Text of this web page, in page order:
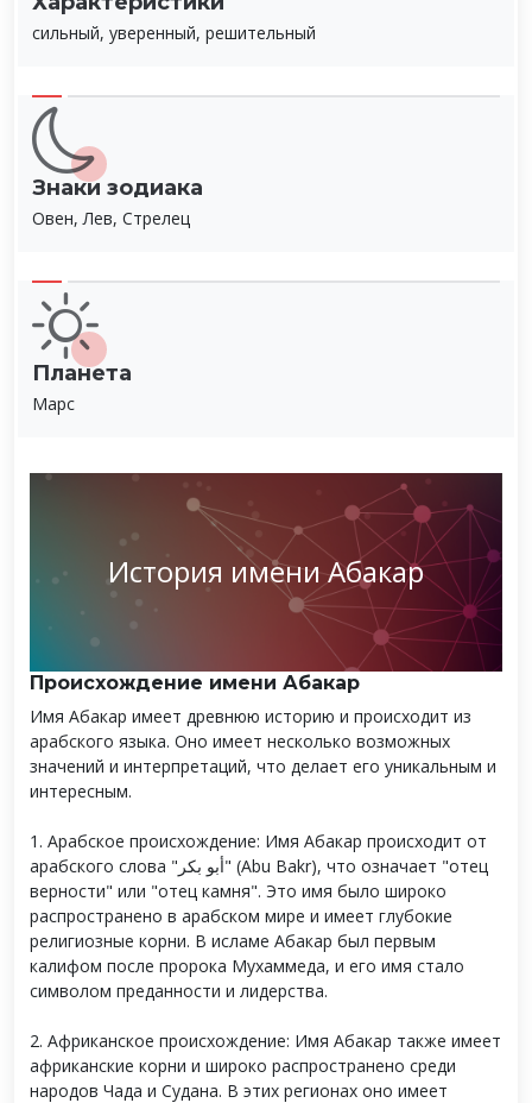
сильный, уверенный, решительный
Знаки зодиака
Овен, Лев, Стрелец
Планета
Марс
История имени Абакар
Происхождение имени Абакар
Имя Абакар имеет древнюю историю и происходит из
арабского языка. Оно имеет несколько возможных
значений и интерпретаций, что делает его уникальным и
интересным.
1. Арабское происхождение: Имя Абакар происходит от
арабского слова "أبو بكر" (Abu Bakr), что означает "отец
верности" или "отец камня". Это имя было широко
распространено в арабском мире и имеет глубокие
религиозные корни. В исламе Абакар был первым
калифом после пророка Мухаммеда, и его имя стало
символом преданности и лидерства.
2. Африканское происхождение: Имя Абакар также имеет
африканские корни и широко распространено среди
народов Чада и Судана. В этих регионах оно имеет